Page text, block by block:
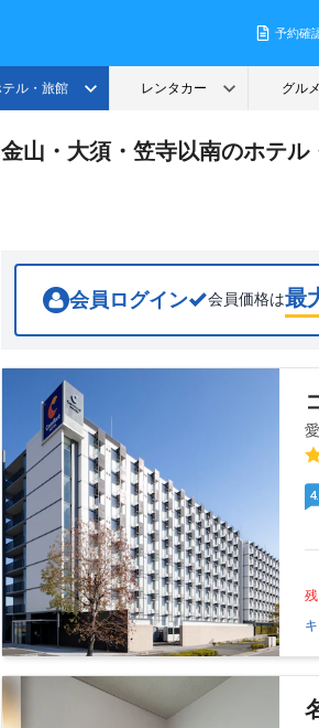
金山・大須・笠寺以南のホテル
会員ログイン 会員価格は最